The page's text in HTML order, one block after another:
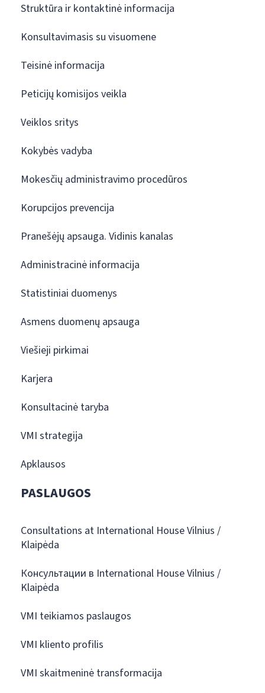
Struktūra ir kontaktinė informacija
Konsultavimasis su visuomene
Teisinė informacija
Peticijų komisijos veikla
Veiklos sritys
Kokybės vadyba
Mokesčių administravimo procedūros
Korupcijos prevencija
Pranešėjų apsauga. Vidinis kanalas
Administracinė informacija
Statistiniai duomenys
Asmens duomenų apsauga
Viešieji pirkimai
Karjera
Konsultacinė taryba
VMI strategija
Apklausos
PASLAUGOS
Consultations at International House Vilnius /
Klaipėda
Консультации в International House Vilnius /
Klaipėda
VMI teikiamos paslaugos
VMI kliento profilis
VMI skaitmeninė transformacija